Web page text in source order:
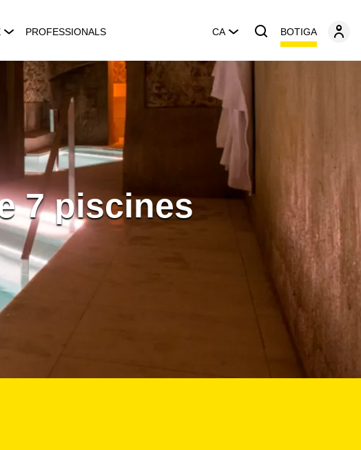
PROFESSIONALS CA BOTIGA
7 piscines